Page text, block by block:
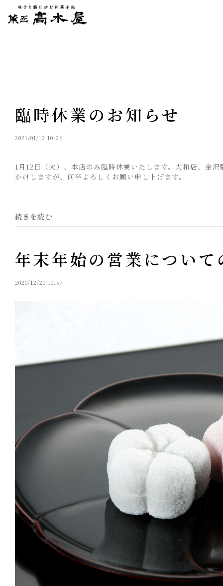
臨時休業のお知らせ
2021/01/12 10:26
1月12日（火）、本店のみ臨時休業いたします。大和店、金
かけしますが、何卒よろしくお願い申し上げます。
続きを読む
年末年始の営業につい
2020/12/20 10:57